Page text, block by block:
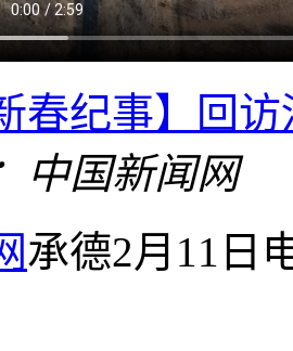
春纪事】回
中国新闻网
承德2月11日